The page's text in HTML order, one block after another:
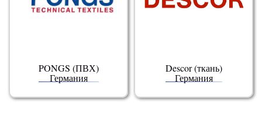
PONGS (ПВХ)
Германия
Descor (ткань)
Германия